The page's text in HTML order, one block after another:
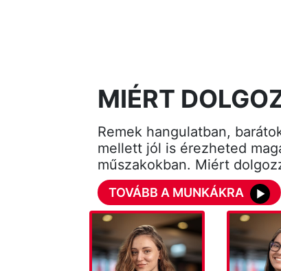
MIÉRT
Remek hangulatban,
mellett jól is érezheted
műszakokban. Miért
TOVÁBB A MUNKÁKRA